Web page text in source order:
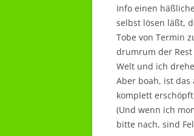
Info einen
selbst lösen läßt,
Tobe von Termin
drumrum der
Welt und ich
Aber boah, ist
komplett
(Und wenn ich
bitte nach, sind